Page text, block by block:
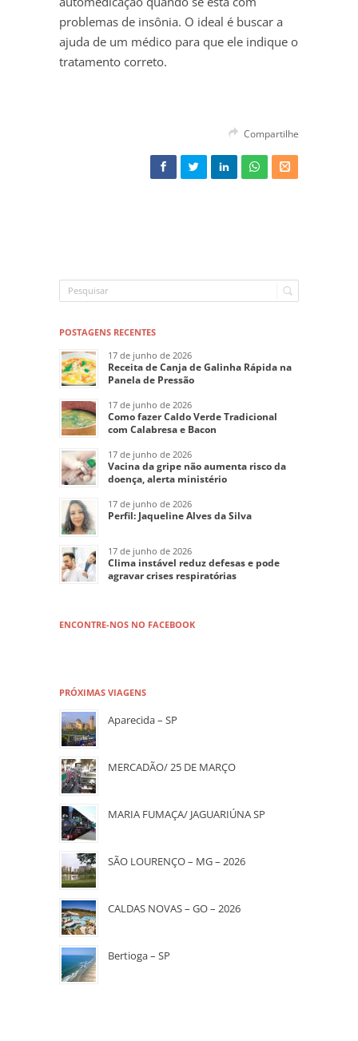
problemas de insônia. O ideal é buscar a
ajuda de um médico para que ele indique o
tratamento correto.
Compartilhe
POSTAGENS RECENTES
17 de junho de 2026
Receita de Canja de Galinha Rápida na
Panela de Pressão
17 de junho de 2026
Como fazer Caldo Verde Tradicional
com Calabresa e Bacon
17 de junho de 2026
Vacina da gripe não aumenta risco da
doença, alerta ministério
17 de junho de 2026
Perfil: Jaqueline Alves da Silva
17 de junho de 2026
Clima instável reduz defesas e pode
agravar crises respiratórias
ENCONTRE-NOS NO FACEBOOK
PRÓXIMAS VIAGENS
Aparecida – SP
MERCADÃO/ 25 DE MARÇO
MARIA FUMAÇA/ JAGUARIÚNA SP
SÃO LOURENÇO – MG – 2026
CALDAS NOVAS – GO – 2026
Bertioga – SP